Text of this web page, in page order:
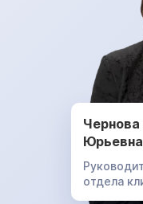
Чернова
Юрьевна
отдела